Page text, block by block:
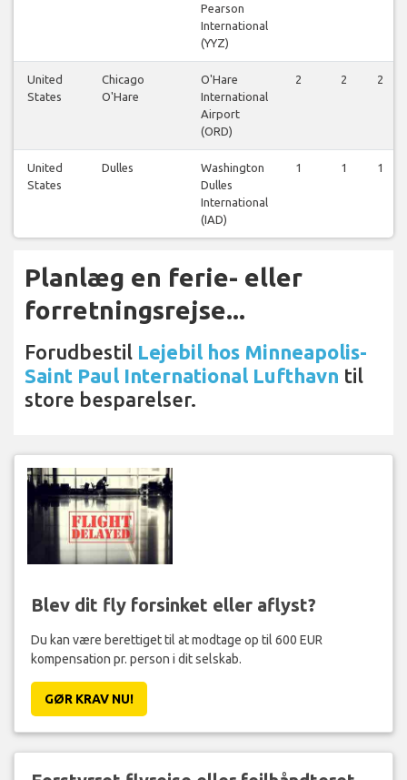
Pearson
International
(YYZ)
United
States
Chicago
O'Hare
O'Hare
International
Airport
(ORD)
2 2 2
United
States
Dulles
Washington
Dulles
International
(IAD)
1 1 1
Planlæg en ferie- eller
forretningsrejse...
Forudbestil Lejebil hos Minneapolis-
Saint Paul International Lufthavn til
store besparelser.
Blev dit fly forsinket eller aflyst?
Du kan være berettiget til at modtage op til 600 EUR
kompensation pr. person i dit selskab.
GØR KRAV NU!